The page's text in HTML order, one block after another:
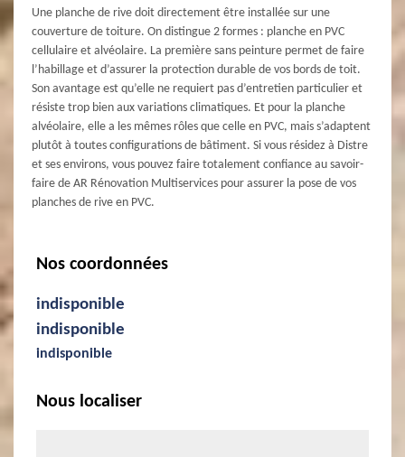
Une planche de rive doit directement être installée sur une
couverture de toiture. On distingue 2 formes : planche en PVC
cellulaire et alvéolaire. La première sans peinture permet de faire
l’habillage et d’assurer la protection durable de vos bords de toit.
Son avantage est qu’elle ne requiert pas d’entretien particulier et
résiste trop bien aux variations climatiques. Et pour la planche
alvéolaire, elle a les mêmes rôles que celle en PVC, mais s’adaptent
plutôt à toutes configurations de bâtiment. Si vous résidez à Distre
et ses environs, vous pouvez faire totalement confiance au savoir-
faire de AR Rénovation Multiservices pour assurer la pose de vos
planches de rive en PVC.
Nos coordonnées
indisponible
indisponible
indisponible
Nous localiser